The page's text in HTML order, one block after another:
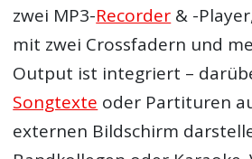
zwei MP3-Recorder & -
mit zwei Crossfadern und
Output ist integriert –
Songtexte oder Partituren
externen Bildschirm